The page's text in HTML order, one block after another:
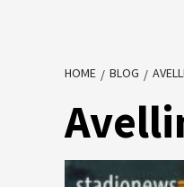
HOME BLOG